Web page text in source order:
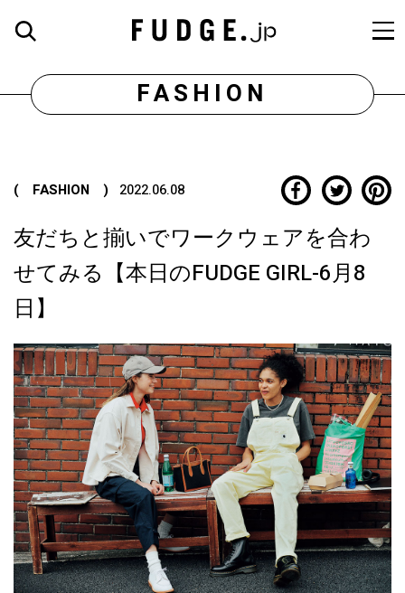
FASHION
( FASHION ) 2022.06.08
友だちと揃いでワークウェアを合わ
せてみる【本日のFUDGE GIRL-6月8
日】